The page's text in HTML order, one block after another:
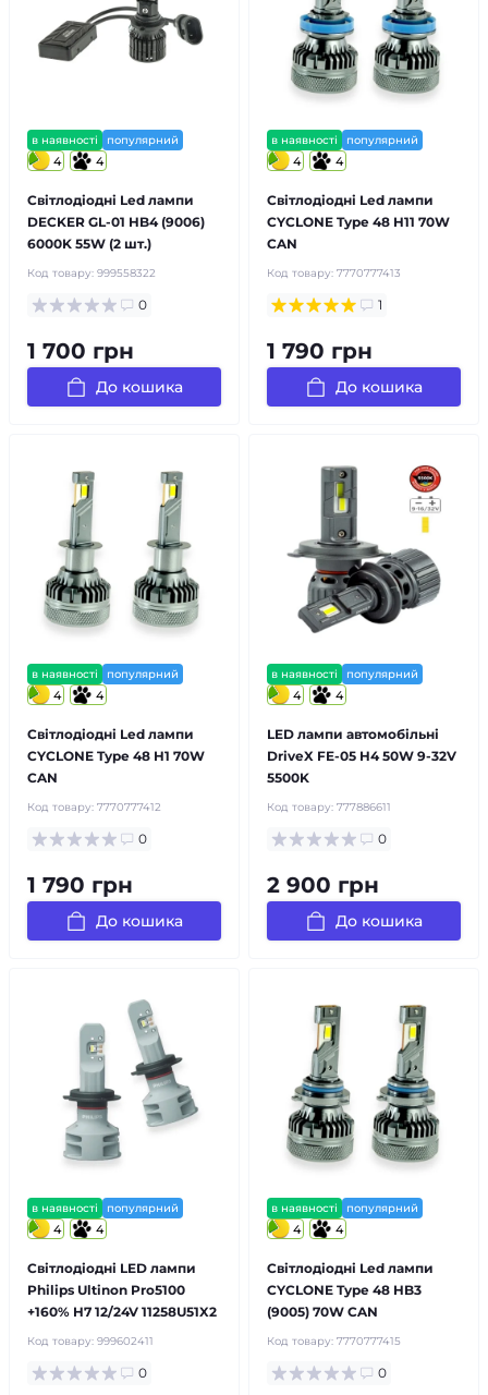
в наявності популярний
4 4
Світлодіодні Led лампи
DECKER GL-01 HB4 (9006)
6000K 55W (2 шт.)
Код товару: 999558322
0
1 700 грн
До кошика
в наявності популярний
4 4
Світлодіодні Led лампи
CYCLONE Type 48 H11 70W
CAN
Код товару: 7770777413
1
1 790 грн
До кошика
в наявності популярний
4 4
Світлодіодні Led лампи
CYCLONE Type 48 H1 70W
CAN
Код товару: 7770777412
0
1 790 грн
До кошика
в наявності популярний
4 4
LED лампи автомобільні
DriveX FE-05 H4 50W 9-32V
5500K
Код товару: 777886611
0
2 900 грн
До кошика
в наявності популярний
4 4
Світлодіодні LED лампи
Philips Ultinon Pro5100
+160% H7 12/24V 11258U51X2
Код товару: 999602411
0
в наявності популярний
4 4
Світлодіодні Led лампи
CYCLONE Type 48 HB3
(9005) 70W CAN
Код товару: 7770777415
0